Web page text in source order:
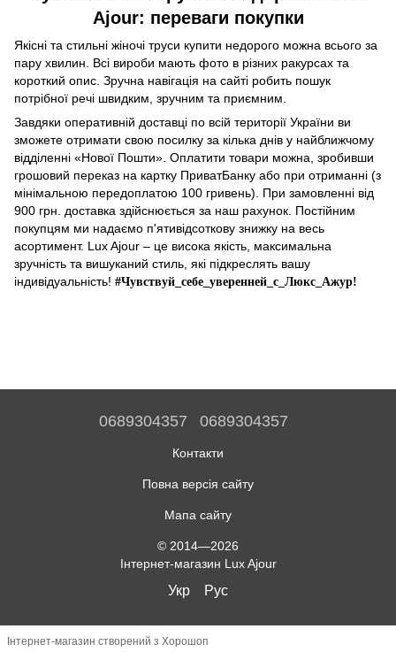
Ajour: переваги покупки
Якісні та стильні жіночі труси купити недорого можна всього за
пару хвилин. Всі вироби мають фото в різних ракурсах та
короткий опис. Зручна навігація на сайті робить пошук
потрібної речі швидким, зручним та приємним.
Завдяки оперативній доставці по всій території України ви
зможете отримати свою посилку за кілька днів у найближчому
відділенні «Нової Пошти». Оплатити товари можна, зробивши
грошовий переказ на картку ПриватБанку або при отриманні (з
мінімальною передоплатою 100 гривень). При замовленні від
900 грн. доставка здійснюється за наш рахунок. Постійним
покупцям ми надаємо п'ятивідсоткову знижку на весь
асортимент. Lux Ajour – це висока якість, максимальна
зручність та вишуканий стиль, які підкреслять вашу
індивідуальність! #Чувствуй_себе_уверенней_с_Люкс_Ажур!
0689304357 0689304357
Контакти
Повна версія сайту
Мапа сайту
© 2014—2026
Інтернет-магазин Lux Ajour
Укр Рус
Інтернет-магазин створений з Хорошоп